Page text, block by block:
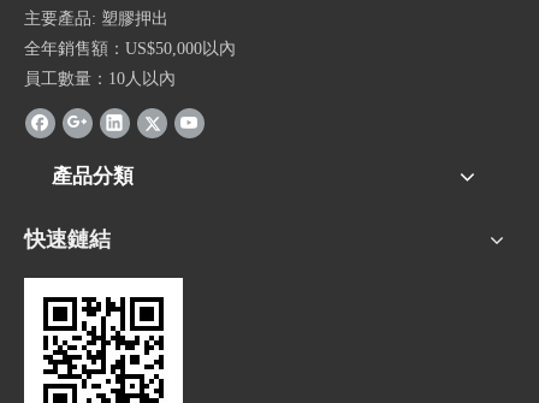
主要產品: 塑膠押出
全年銷售額：US$50,000以內
員工數量：10人以內
產品分類
快速鏈結